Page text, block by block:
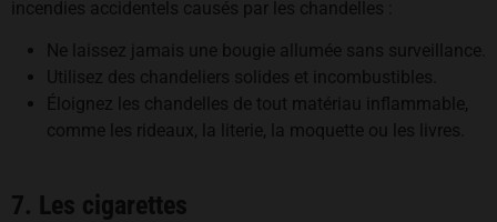
incendies accidentels causés par les chandelles :
Ne laissez jamais une bougie allumée sans surveillance.
Utilisez des chandeliers solides et incombustibles.
Éloignez les chandelles de tout matériau inflammable,
comme les rideaux, la literie, la moquette ou les livres.
7. Les cigarettes